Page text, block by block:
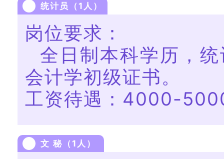
统计员（1人）
岗位要求：
全日制本科学历，
会计学初级证书。
工资待遇：4000-
文 秘（1人）